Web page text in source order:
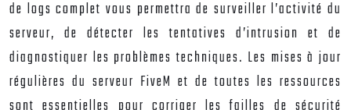
de logs complet vous permettra de surveiller l’activité du
serveur, de détecter les tentatives d’intrusion et de
diagnostiquer les problèmes techniques. Les mises à jour
régulières du serveur FiveM et de toutes les ressources